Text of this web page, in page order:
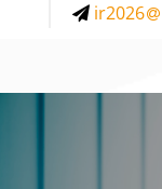
ir2026